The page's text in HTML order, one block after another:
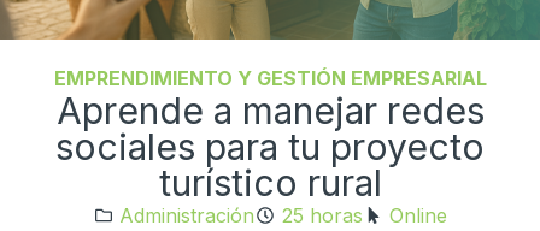
EMPRENDIMIENTO Y GESTIÓN EMPRESARIAL
Aprende a manejar redes
sociales para tu proyecto
turístico rural
Administración 25 horas
Online